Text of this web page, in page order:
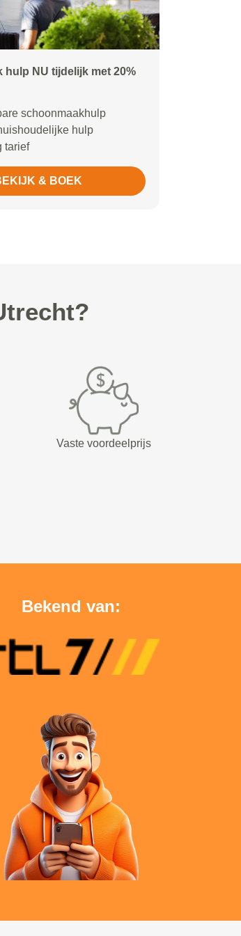
hulp NU tijdelijk met 20%
schoonmaakhulp
hulp
tarief
& BOEK
Vaste voordeelprijs
Bekend van: